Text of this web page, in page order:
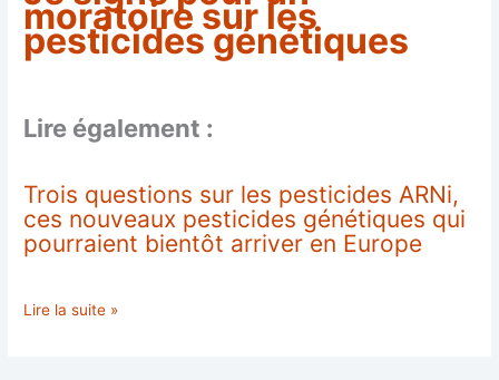
moratoire sur les
pesticides génétiques
Lire également :
Trois questions sur les pesticides ARNi,
ces nouveaux pesticides génétiques qui
pourraient bientôt arriver en Europe
Un
Lire la suite »